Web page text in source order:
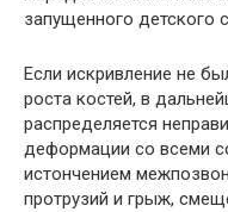
запущенного детского
Если искривление не
роста костей, в
распределяется
деформации со всеми
истончением
протрузий и грыж,